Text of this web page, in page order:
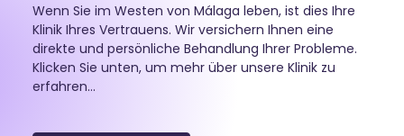
Wenn Sie im Westen von Málaga leben, ist dies Ihre
Klinik Ihres Vertrauens. Wir versichern Ihnen eine
direkte und persönliche Behandlung Ihrer Probleme.
Klicken Sie unten, um mehr über unsere Klinik zu
erfahren…